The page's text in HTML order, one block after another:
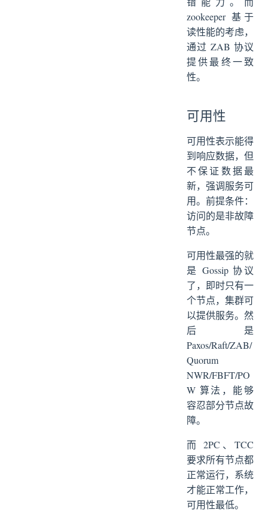
zookeeper 基于
读性能的考虑，
通过 ZAB 协议
提供最终一致
性。
可用性
可用性表示能得
到响应数据，但
不保证数据最
新，强调服务可
用。前提条件：
访问的是非故障
节点。
可用性最强的就
是 Gossip 协议
了，即时只有一
个节点，集群可
以提供服务。然
后是
Paxos/Raft/ZAB/
Quorum
NWR/FBFT/PO
W 算法，能够
容忍部分节点故
障。
而 2PC、TCC
要求所有节点都
正常运行，系统
才能正常工作，
可用性最低。